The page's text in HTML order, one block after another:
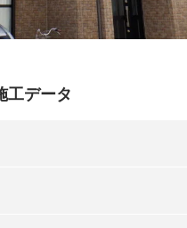
工データ